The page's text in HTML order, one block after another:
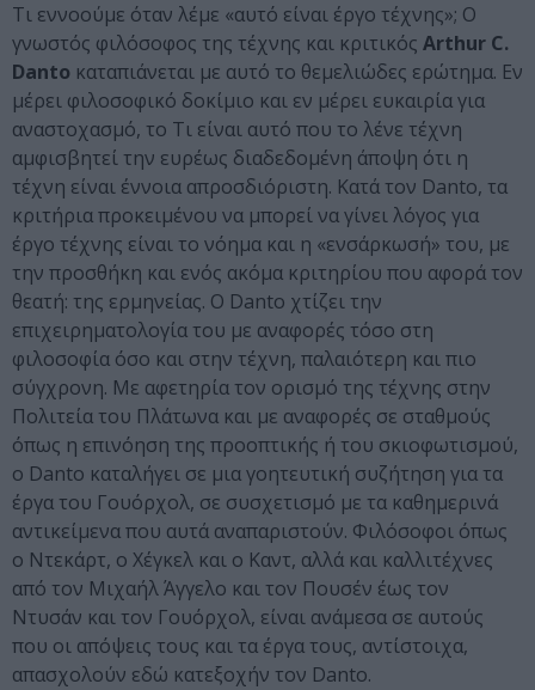
Τι εννοούμε όταν λέμε «αυτό είναι έργο τέχνης»; Ο
γνωστός φιλόσοφος της τέχνης και κριτικός Arthur C.
Danto καταπιάνεται με αυτό το θεμελιώδες ερώτημα. Εν
μέρει φιλοσοφικό δοκίμιο και εν μέρει ευκαιρία για
αναστοχασμό, το Τι είναι αυτό που το λένε τέχνη
αμφισβητεί την ευρέως διαδεδομένη άποψη ότι η
τέχνη είναι έννοια απροσδιόριστη. Κατά τον Danto, τα
κριτήρια προκειμένου να μπορεί να γίνει λόγος για
έργο τέχνης είναι το νόημα και η «ενσάρκωσή» του, με
την προσθήκη και ενός ακόμα κριτηρίου που αφορά τον
θεατή: της ερμηνείας. Ο Danto χτίζει την
επιχειρηματολογία του με αναφορές τόσο στη
φιλοσοφία όσο και στην τέχνη, παλαιότερη και πιο
σύγχρονη. Με αφετηρία τον ορισμό της τέχνης στην
Πολιτεία του Πλάτωνα και με αναφορές σε σταθμούς
όπως η επινόηση της προοπτικής ή του σκιοφωτισμού,
ο Danto καταλήγει σε μια γοητευτική συζήτηση για τα
έργα του Γουόρχολ, σε συσχετισμό με τα καθημερινά
αντικείμενα που αυτά αναπαριστούν. Φιλόσοφοι όπως
ο Ντεκάρτ, ο Χέγκελ και ο Καντ, αλλά και καλλιτέχνες
από τον Μιχαήλ Άγγελο και τον Πουσέν έως τον
Ντυσάν και τον Γουόρχολ, είναι ανάμεσα σε αυτούς
που οι απόψεις τους και τα έργα τους, αντίστοιχα,
απασχολούν εδώ κατεξοχήν τον Danto.